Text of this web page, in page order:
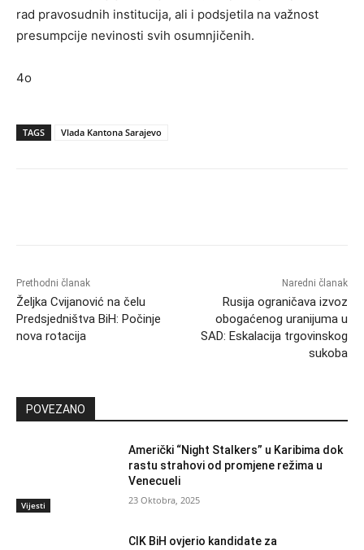
rad pravosudnih institucija, ali i podsjetila na važnost
presumpcije nevinosti svih osumnjičenih.
4o
TAGS Vlada Kantona Sarajevo
Prethodni članak
Željka Cvijanović na čelu
Predsjedništva BiH: Počinje
nova rotacija
Naredni članak
Rusija ograničava izvoz
obogaćenog uranijuma u
SAD: Eskalacija trgovinskog
sukoba
POVEZANO
Vijesti
Američki “Night Stalkers” u Karibima dok
rastu strahovi od promjene režima u
Venecueli
23 Oktobra, 2025
CIK BiH ovjerio kandidate za